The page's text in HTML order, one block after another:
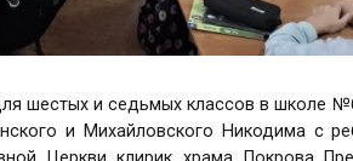
шестых и седьмых классов в школе
и Михайловского Никодима с